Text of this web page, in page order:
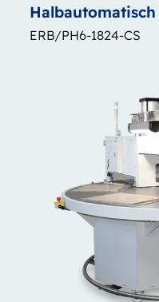
Halbautomatisch
ERB/PH6-1824-CS